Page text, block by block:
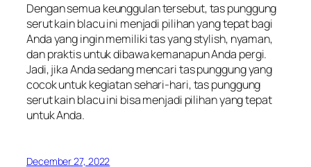
Dengan semua keunggulan tersebut, tas punggung
serut kain blacu ini menjadi pilihan yang tepat bagi
Anda yang ingin memiliki tas yang stylish, nyaman,
dan praktis untuk dibawa kemanapun Anda pergi.
Jadi, jika Anda sedang mencari tas punggung yang
cocok untuk kegiatan sehari-hari, tas punggung
serut kain blacu ini bisa menjadi pilihan yang tepat
untuk Anda.
December 27, 2022